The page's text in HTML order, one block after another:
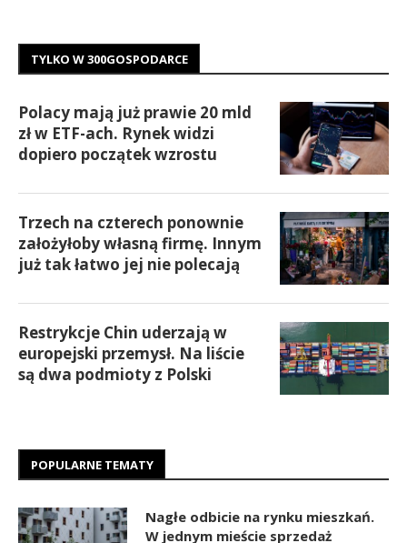
TYLKO W 300GOSPODARCE
Polacy mają już prawie 20 mld
zł w ETF-ach. Rynek widzi
dopiero początek wzrostu
Trzech na czterech ponownie
założyłoby własną firmę. Innym
już tak łatwo jej nie polecają
Restrykcje Chin uderzają w
europejski przemysł. Na liście
są dwa podmioty z Polski
POPULARNE TEMATY
Nagłe odbicie na rynku mieszkań.
W jednym mieście sprzedaż